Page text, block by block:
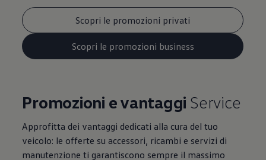
Scopri le promozioni privati
Scopri le promozioni business
Promozioni e vantaggi Service
Approfitta dei vantaggi dedicati alla cura del tuo
veicolo: le offerte su accessori, ricambi e servizi di
manutenzione ti garantiscono sempre il massimo